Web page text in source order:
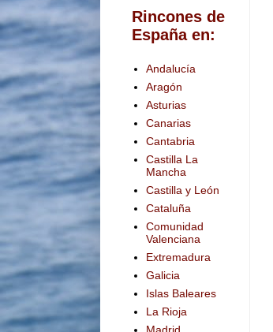
Rincones de
España en:
Andalucía
Aragón
Asturias
Canarias
Cantabria
Castilla La
Mancha
Castilla y León
Cataluña
Comunidad
Valenciana
Extremadura
Galicia
Islas Baleares
La Rioja